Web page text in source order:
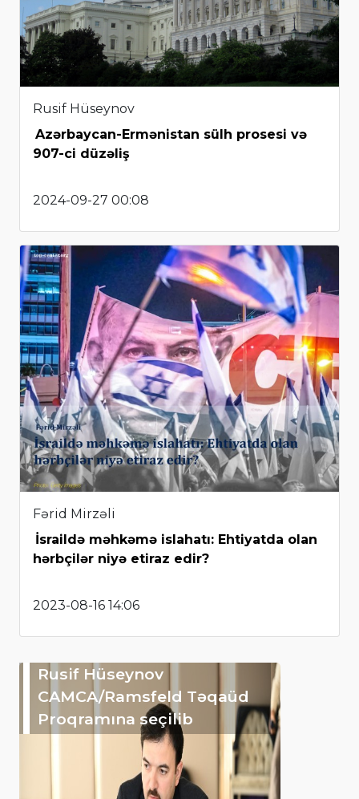
Rusif Hüseynov
Azərbaycan-Ermənistan sülh prosesi və
907-ci düzəliş
2024-09-27 00:08
Fərid Mirzəli
İsraildə məhkəmə islahatı: Ehtiyatda olan
hərbçilər niyə etiraz edir?
2023-08-16 14:06
Rusif Hüseynov
CAMCA/Ramsfeld Təqaüd
Proqramına seçilib